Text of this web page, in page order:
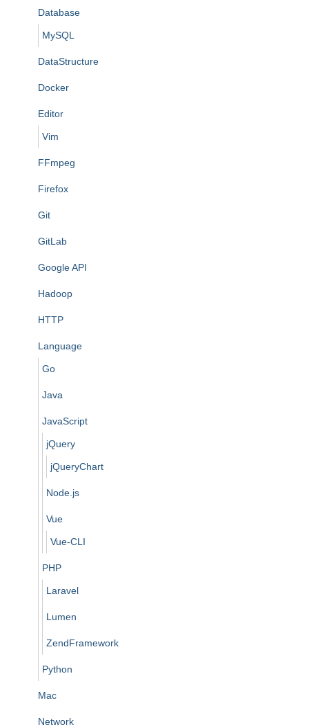
Database
MySQL
DataStructure
Docker
Editor
Vim
FFmpeg
Firefox
Git
GitLab
Google API
Hadoop
HTTP
Language
Go
Java
JavaScript
jQuery
jQueryChart
Node.js
Vue
Vue-CLI
PHP
Laravel
Lumen
ZendFramework
Python
Mac
Network